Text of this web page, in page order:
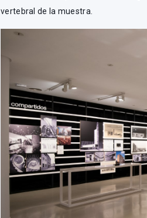
vertebral de la muestra.